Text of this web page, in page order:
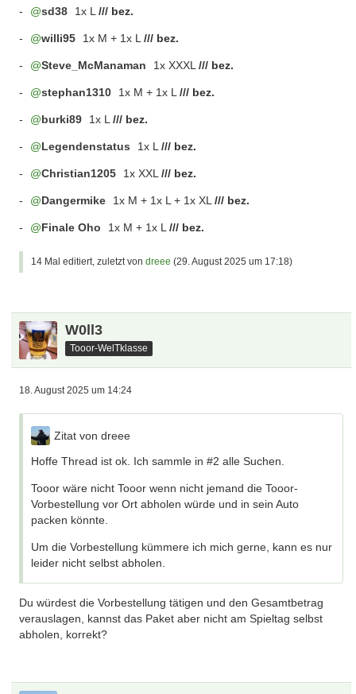
- sd38 1x L/// bez.
- willi95 1x M + 1x L/// bez.
- Steve_McManaman 1x XXXL/// bez.
- stephan1310 1x M + 1x L/// bez.
- burki89 1x L/// bez.
- Legendenstatus 1x L/// bez.
- Christian1205 1x XXL/// bez.
- Dangermike 1x M + 1x L + 1x XL/// bez.
- Finale Oho 1x M + 1x L/// bez.
14 Mal editiert, zuletzt vondreee (29. August 2025 um 17:18)
W0ll3
Tooor-WelTklasse
18. August 2025 um 14:24
Zitat von dreee
Hoffe Thread ist ok. Ich sammle in #2 alle Suchen.
Tooor wäre nicht Tooor wenn nicht jemand die Tooor-
Vorbestellung vor Ort abholen würde und in sein Auto
packen könnte.
Um die Vorbestellung kümmere ich mich gerne, kann es nur
leider nicht selbst abholen.
Du würdest die Vorbestellung tätigen und den Gesamtbetrag
verauslagen, kannst das Paket aber nicht am Spieltag selbst
abholen, korrekt?